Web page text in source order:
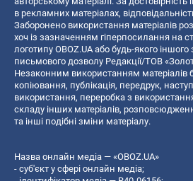
в рекламних матеріалах,
Заборонено використання матеріалів
хоч із зазначенням гіперпосилання на
логотипу OBOZ.UA або будь-якого
письмового дозволу Редакції/ТОВ
Незаконним використанням матеріалів
копiювання, публiкацiя, передрук,
використання, переробка з
складу інших матеріалів,
та інші подібні зміни матеріалу.
Назва онлайн медіа — «OBOZ.UA»
- суб'єкт у сфері онлайн медіа;